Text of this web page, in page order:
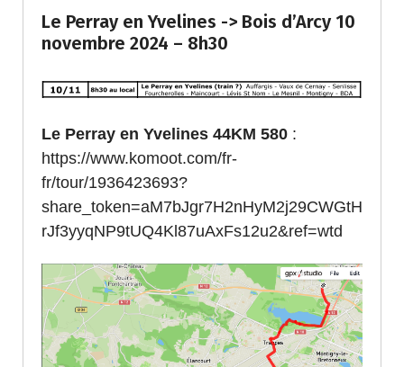
Le Perray en Yvelines -> Bois d’Arcy 10
novembre 2024 – 8h30
Le Perray en Yvelines 44KM 580 :
https://www.komoot.com/fr-
fr/tour/1936423693?
share_token=aM7bJgr7H2nHyM2j29CWGtH
rJf3yyqNP9tUQ4Kl87uAxFs12u2&ref=wtd